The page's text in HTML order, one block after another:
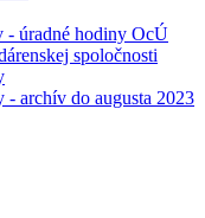
- úradné hodiny OcÚ
spoločnosti
archív do augusta 2023